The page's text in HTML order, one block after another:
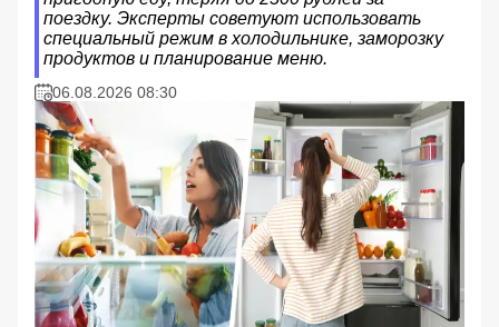
поездку. Эксперты советуют использовать
специальный режим в холодильнике, заморозку
продуктов и планирование меню.
06.08.2026 08:30